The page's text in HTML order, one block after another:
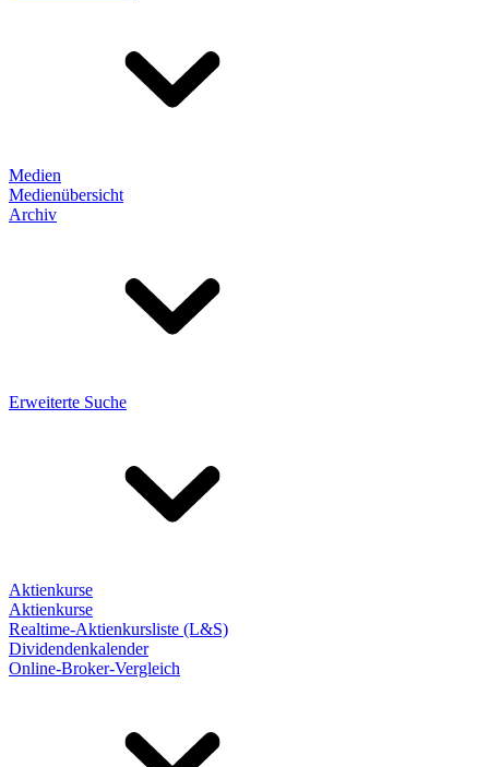
Medien
Medienübersicht
Archiv
Erweiterte Suche
Aktienkurse
Aktienkurse
Realtime-Aktienkursliste (L&S)
Dividendenkalender
Online-Broker-Vergleich